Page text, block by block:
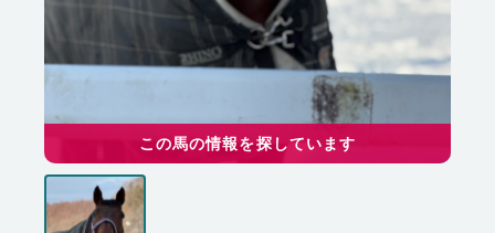
この馬の情報を探しています